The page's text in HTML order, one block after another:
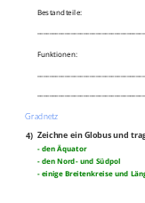
Bestandteile:
Funktionen:
Gradnetz
4) Zeichne ein Globus und
- den Äquator
- den Nord- und Südpol
- einige Breitenkreise und